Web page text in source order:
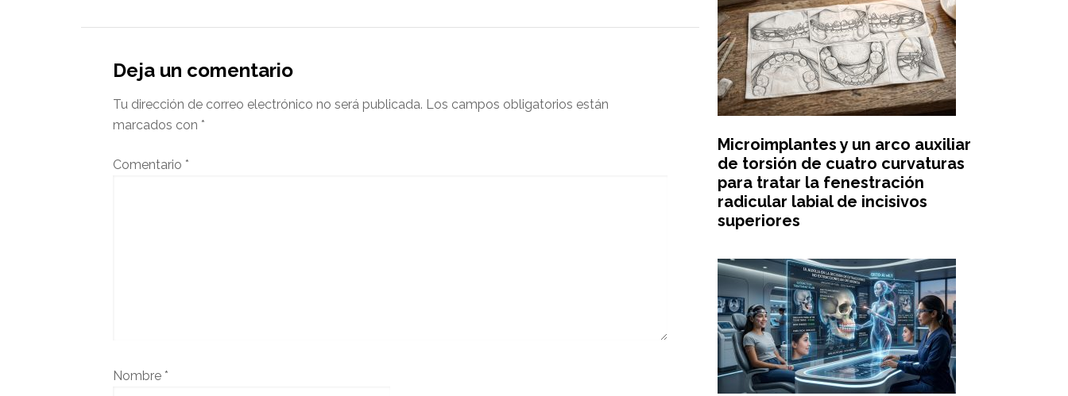
Deja un comentario
Tu dirección de correo electrónico no será publicada. Los campos obligatorios están
marcados con *
Comentario *
Nombre *
Microimplantes y un arco auxiliar
de torsión de cuatro curvaturas
para tratar la fenestración
radicular labial de incisivos
superiores